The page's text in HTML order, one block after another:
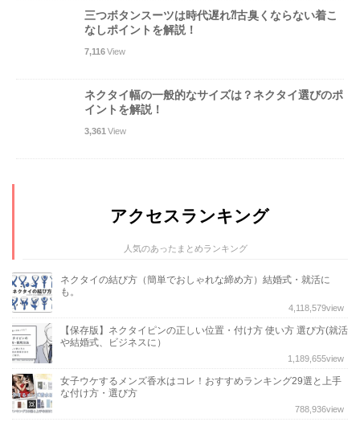
三つボタンスーツは時代遅れ⁈古臭くならない着こ
なしポイントを解説！
7,116View
ネクタイ幅の一般的なサイズは？ネクタイ選びのポ
イントを解説！
3,361 View
アクセスランキング
人気のあったまとめランキング
ネクタイの結び方（簡単でおしゃれな締め方）結婚式・就活に
も。
4,118,579view
【保存版】ネクタイピンの正しい位置・付け方 使い方 選び方(就活
や結婚式、ビジネスに）
1,189,655view
女子ウケするメンズ香水はコレ！おすすめランキング29選と上手
な付け方・選び方
788,936view